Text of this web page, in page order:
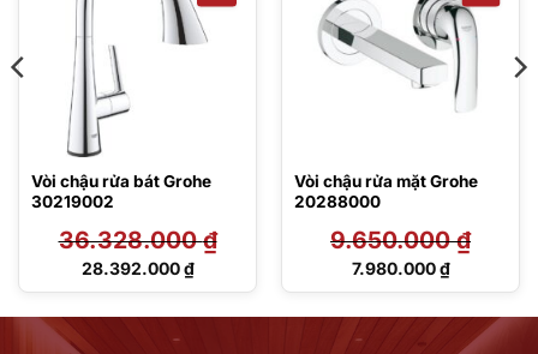
Vòi chậu rửa bát Grohe
30219002
36.328.000₫
Giá
28.392.000₫
Giá
Vòi chậu rửa mặt Grohe
20288000
9.650.000₫
Giá
9.650.000 ₫.
7.980.000₫
Giá